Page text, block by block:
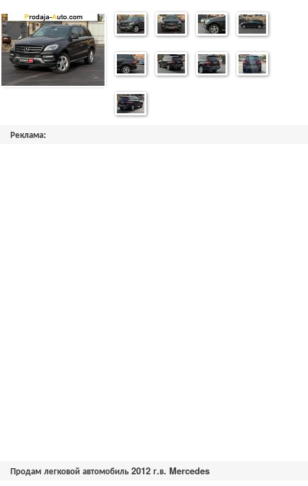
Реклама:
Продам легковой автомобиль 2012 г.в. Mercedes